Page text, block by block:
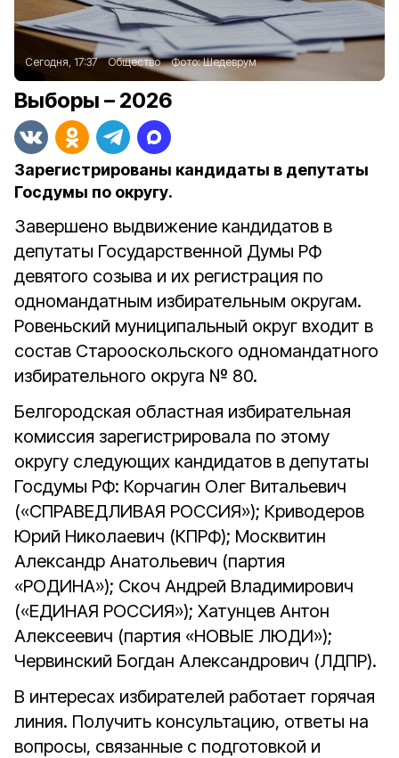
Сегодня, 17:37 Общество Фото:Шедеврум
Выборы – 2026
Зарегистрированы кандидаты в депутаты
Госдумы по округу.
Завершено выдвижение кандидатов в
депутаты Государственной Думы РФ
девятого созыва и их регистрация по
одномандатным избирательным округам.
Ровеньский муниципальный округ входит в
состав Старооскольского одномандатного
избирательного округа № 80.
Белгородская областная избирательная
комиссия зарегистрировала по этому
округу следующих кандидатов в депутаты
Госдумы РФ: Корчагин Олег Витальевич
(«СПРАВЕДЛИВАЯ РОССИЯ»); Криводеров
Юрий Николаевич (КПРФ); Москвитин
Александр Анатольевич (партия
«РОДИНА»); Скоч Андрей Владимирович
(«ЕДИНАЯ РОССИЯ»); Хатунцев Антон
Алексеевич (партия «НОВЫЕ ЛЮДИ»);
Червинский Богдан Александрович (ЛДПР).
В интересах избирателей работает горячая
линия. Получить консультацию, ответы на
вопросы, связанные с подготовкой и